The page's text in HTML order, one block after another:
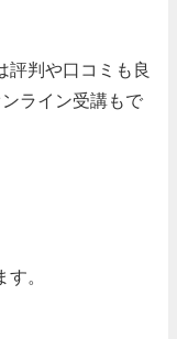
評判や口コミも良
ライン受講もで
。